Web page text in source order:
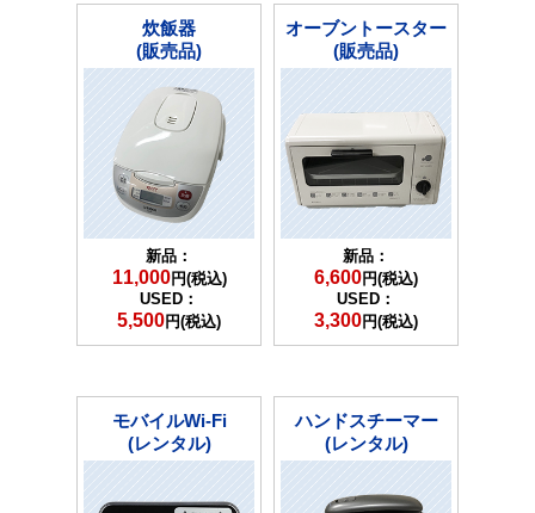
炊飯器
(販売品)
新品：
11,000円(税込)
USED：
5,500円(税込)
オーブントースター
(販売品)
新品：
6,600円(税込)
USED：
3,300円(税込)
モバイルWi-Fi
(レンタル)
ハンドスチーマー
(レンタル)